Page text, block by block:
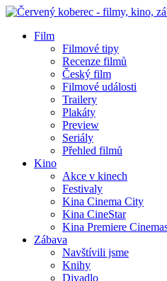
Film
Filmové tipy
Recenze filmů
Český film
Filmové události
Trailery
Plakáty
Preview
Seriály
Přehled filmů
Kino
Akce v kinech
Festivaly
Kina Cinema City
Kina CineStar
Kina Premiere
Zábava
Navštívili jsme
Knihy
Divadlo